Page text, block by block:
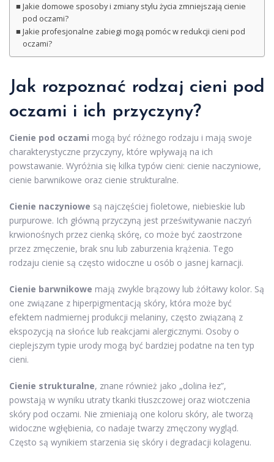
Jakie domowe sposoby i zmiany stylu życia zmniejszają cienie
pod oczami?
Jakie profesjonalne zabiegi mogą pomóc w redukcji cieni pod
oczami?
Jak rozpoznać rodzaj cieni pod
oczami i ich przyczyny?
Cienie pod oczami mogą być różnego rodzaju i mają swoje
charakterystyczne przyczyny, które wpływają na ich
powstawanie. Wyróżnia się kilka typów cieni: cienie naczyniowe,
cienie barwnikowe oraz cienie strukturalne.
Cienie naczyniowe są najczęściej fioletowe, niebieskie lub
purpurowe. Ich główną przyczyną jest prześwitywanie naczyń
krwionośnych przez cienką skórę, co może być zaostrzone
przez zmęczenie, brak snu lub zaburzenia krążenia. Tego
rodzaju cienie są często widoczne u osób o jasnej karnacji.
Cienie barwnikowe mają zwykle brązowy lub żółtawy kolor. Są
one związane z hiperpigmentacją skóry, która może być
efektem nadmiernej produkcji melaniny, często związaną z
ekspozycją na słońce lub reakcjami alergicznymi. Osoby o
cieplejszym typie urody mogą być bardziej podatne na ten typ
cieni.
Cienie strukturalne, znane również jako „dolina łez”,
powstają w wyniku utraty tkanki tłuszczowej oraz wiotczenia
skóry pod oczami. Nie zmieniają one koloru skóry, ale tworzą
widoczne wgłębienia, co nadaje twarzy zmęczony wygląd.
Często są wynikiem starzenia się skóry i degradacji kolagenu.